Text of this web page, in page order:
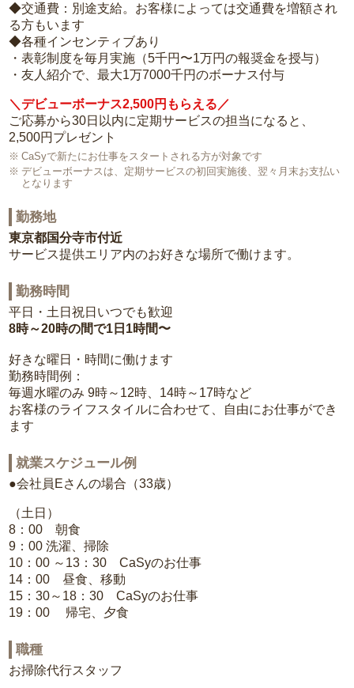
◆交通費：別途支給。お客様によっては交通費を増額され
る方もいます
◆各種インセンティブあり
・表彰制度を毎月実施（5千円〜1万円の報奨金を授与）
・友人紹介で、最大1万7000千円のボーナス付与
＼デビューボーナス2,500円もらえる／
ご応募から30日以内に定期サービスの担当になると、
2,500円プレゼント
CaSyで新たにお仕事をスタートされる方が対象です
デビューボーナスは、定期サービスの初回実施後、翌々月末お支払い
となります
勤務地
東京都国分寺市付近
サービス提供エリア内のお好きな場所で働けます。
勤務時間
平日・土日祝日いつでも歓迎
8時～20時の間で1日1時間〜
好きな曜日・時間に働けます
勤務時間例：
毎週水曜のみ 9時～12時、14時～17時など
お客様のライフスタイルに合わせて、自由にお仕事ができ
ます
就業スケジュール例
●会社員Eさんの場合（33歳）
（土日）
8：00 朝食
9：00 洗濯、掃除
10：00 ～13：30 CaSyのお仕事
14：00 昼食、移動
15：30～18：30 CaSyのお仕事
19：00 帰宅、夕食
職種
お掃除代行スタッフ